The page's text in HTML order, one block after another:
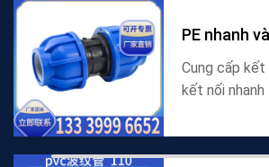
tường rắn
PE nhanh
Cung cấp kết
kết nối nhanh
tiếp nhanh
nối trực tiếp